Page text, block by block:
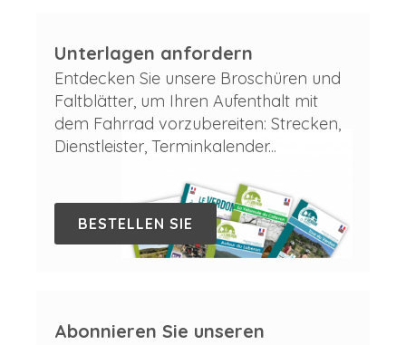
Unterlagen anfordern
Entdecken Sie unsere Broschüren und
Faltblätter, um Ihren Aufenthalt mit
dem Fahrrad vorzubereiten: Strecken,
Dienstleister, Terminkalender...
BESTELLEN SIE
Abonnieren Sie unseren